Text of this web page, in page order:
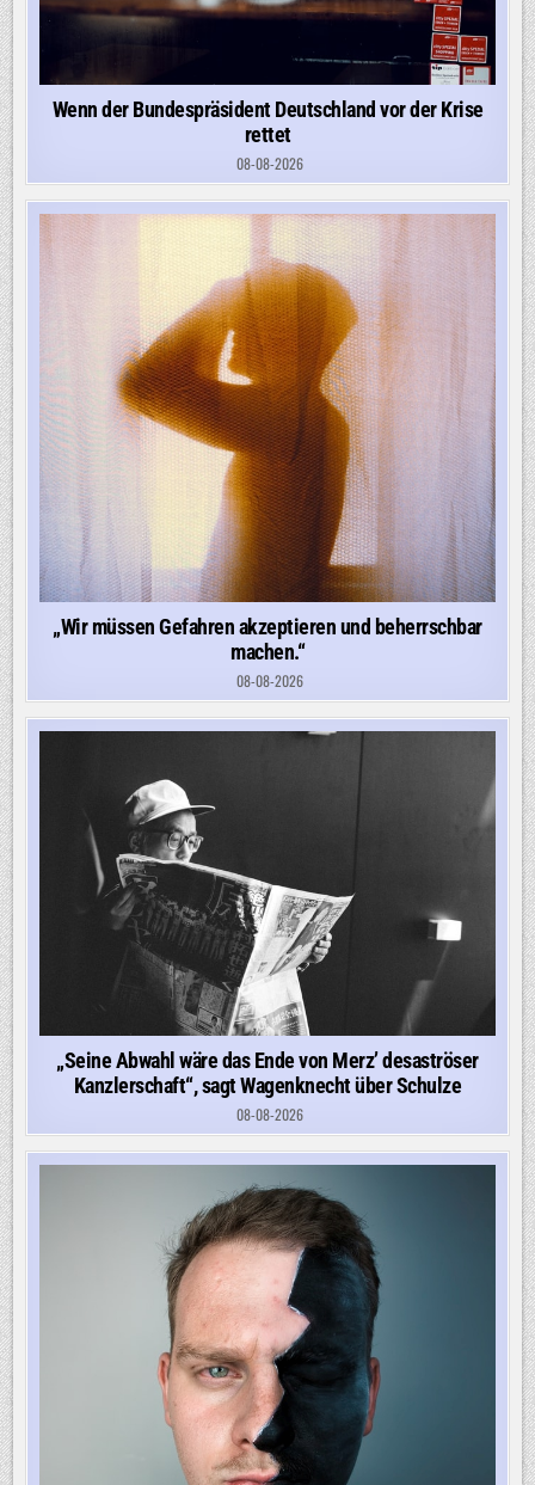
Wenn der Bundespräsident Deutschland vor der Krise
rettet
08-08-2026
„Wir müssen Gefahren akzeptieren und beherrschbar
machen.“
08-08-2026
„Seine Abwahl wäre das Ende von Merz’ desaströser
Kanzlerschaft“, sagt Wagenknecht über Schulze
08-08-2026